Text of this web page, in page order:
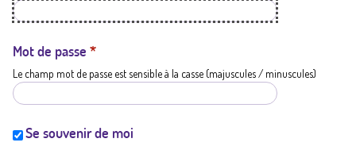
a
t
i
Mot de passe *
Le champ mot de passe est sensible à la casse (majuscules / minuscules)
Se souvenir de moi